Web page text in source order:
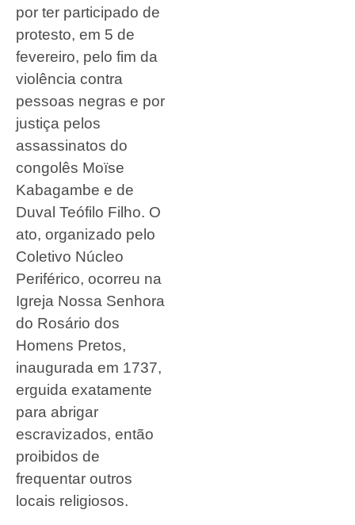
por ter participado de
protesto, em 5 de
fevereiro, pelo fim da
violência contra
pessoas negras e por
justiça pelos
assassinatos do
congolês Moïse
Kabagambe e de
Duval Teófilo Filho. O
ato, organizado pelo
Coletivo Núcleo
Periférico, ocorreu na
Igreja Nossa Senhora
do Rosário dos
Homens Pretos,
inaugurada em 1737,
erguida exatamente
para abrigar
escravizados, então
proibidos de
frequentar outros
locais religiosos.